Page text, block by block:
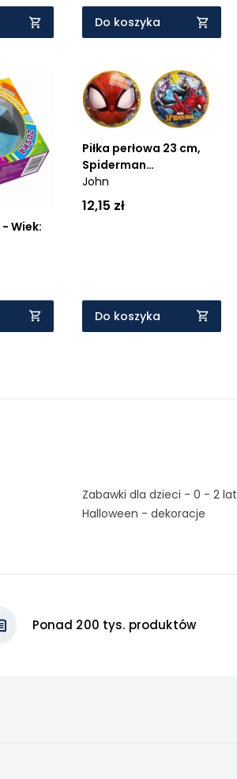
Do koszyka
Piłka perłowa 23 cm,
Spiderman
(130057307DEF)
John
12,15 zł
Do koszyka
Zabawki dla dzieci - 0 - 2 lat
Halloween - dekoracje
Ponad 200 tys. produktów